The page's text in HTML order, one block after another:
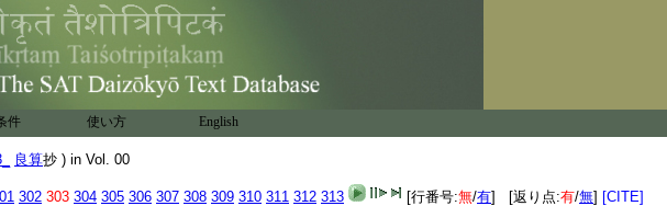
件 使い方 English
良算抄 ) in Vol. 00
302 303 304 305 306 307 308 309 310 311 312 313 [行番号:無/有] [返り点:有/無] [CITE]
恒 有二 一識一
倶轉。所謂
滅定 。無 第七識 。爾時藏識。
餘智一。定有 二所依相應
故